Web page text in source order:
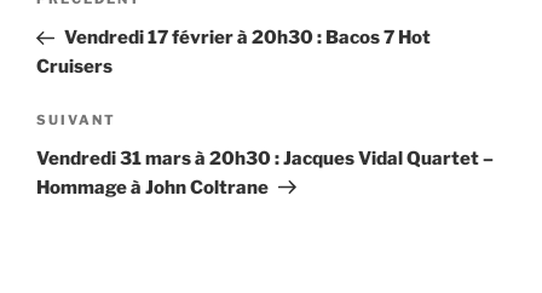
l’article
précédent
Vendredi 17 février à 20h30 : Bacos 7 Hot
Cruisers
Article
suivant
SUIVANT
Vendredi 31 mars à 20h30 : Jacques Vidal Quartet –
Hommage à John Coltrane